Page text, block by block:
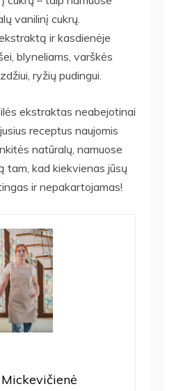
vanilinį cukrų.
ir kasdienėje
blyneliams, varškės
ryžių pudingui.
ekstraktas neabejotinai
receptus naujomis
natūralų, namuose
kad kiekvienas jūsų
ir nepakartojamas!